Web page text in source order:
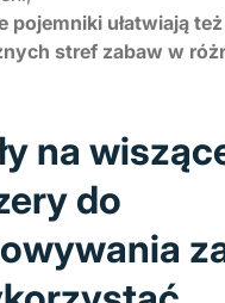
pojemniki ułatwiają
stref zabaw w
na
do